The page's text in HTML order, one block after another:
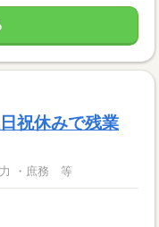
祝休みで残業
力 ・庶務 等